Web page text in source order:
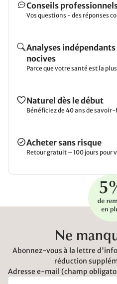
Conseils
Vos questions - des réponses
Analyses
nocives
Parce que votre santé est la
Naturel dès le début
Bénéficiez de 40 ans de
Acheter sans risque
Retour gratuit – 100 jours pour
Ne
Abonnez-vous à la lettre
réduction
Adresse e-mail (champ